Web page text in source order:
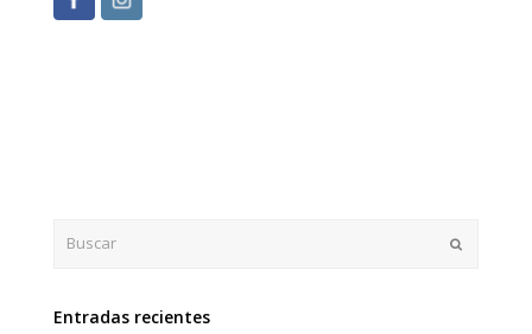
Entradas recientes